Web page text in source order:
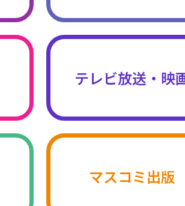
テレビ放送・映
マスコミ出版